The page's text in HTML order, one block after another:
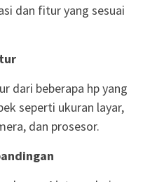
dan fitur yang sesuai
dari beberapa hp yang
seperti ukuran layar,
dan prosesor.